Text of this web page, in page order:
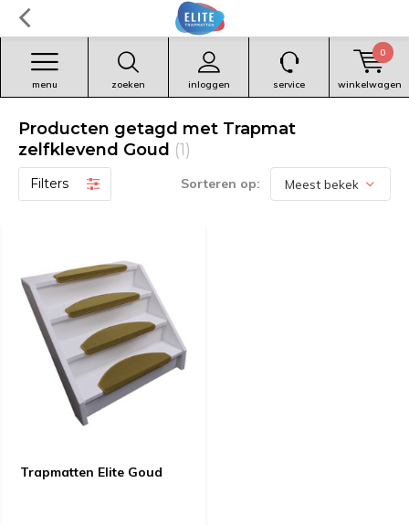
zoeken inloggen
menu service winkelwagen
0
Producten getagd met Trapmat
zelfklevend Goud (1)
Filters Sorteren op:
Trapmatten Elite Goud